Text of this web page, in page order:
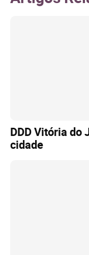
DDD Vitória do
cidade